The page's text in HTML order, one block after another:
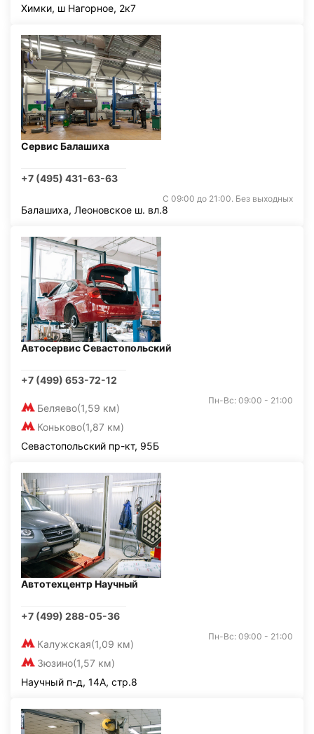
Химки, ш Нагорное, 2к7
Сервис Балашиха
+7 (495) 431-63-63
С 09:00 до 21:00. Без выходных
Балашиха, Леоновское ш. вл.8
Автосервис Севастопольский
+7 (499) 653-72-12
Беляево(1,59 км)
Коньково(1,87 км)
Пн-Вс: 09:00 - 21:00
Севастопольский пр-кт, 95Б
Автотехцентр Научный
+7 (499) 288-05-36
Калужская(1,09 км)
Зюзино(1,57 км)
Пн-Вс: 09:00 - 21:00
Научный п-д, 14А, стр.8